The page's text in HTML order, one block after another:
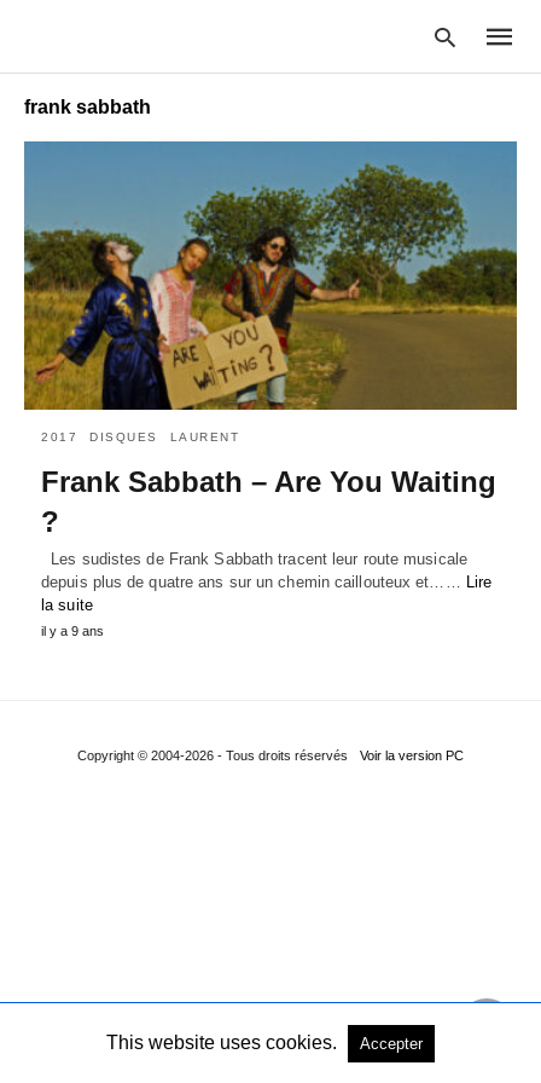
query
and
hit
enter:
frank sabbath
2017 DISQUES LAURENT
Frank Sabbath – Are You Waiting
?
Les sudistes de Frank Sabbath tracent leur route musicale
depuis plus de quatre ans sur un chemin caillouteux et…… Lire
la suite
il y a 9 ans
Copyright © 2004-2026 - Tous droits réservés Voir la version PC
This website uses cookies. Accepter